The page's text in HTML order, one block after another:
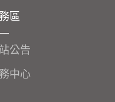
區
公告
中心